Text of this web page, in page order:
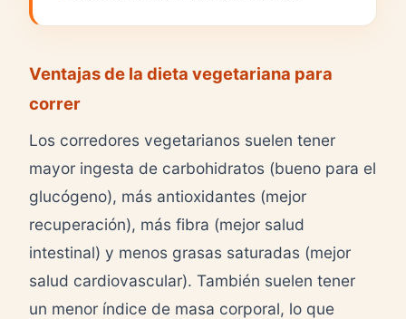
Ventajas de la dieta vegetariana para
correr
Los corredores vegetarianos suelen tener
mayor ingesta de carbohidratos (bueno para el
glucógeno), más antioxidantes (mejor
recuperación), más fibra (mejor salud
intestinal) y menos grasas saturadas (mejor
salud cardiovascular). También suelen tener
un menor índice de masa corporal, lo que